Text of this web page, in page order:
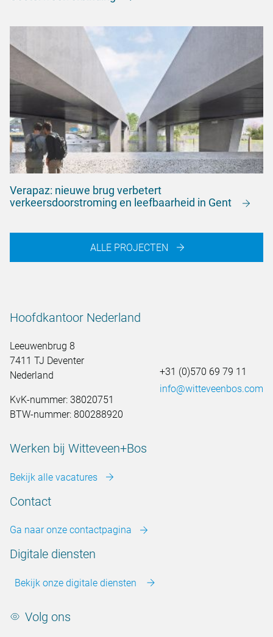
Verapaz: nieuwe brug verbetert
verkeersdoorstroming en leefbaarheid in Gent
ALLE PROJECTEN
Hoofdkantoor Nederland
Leeuwenbrug 8
7411 TJ Deventer
Nederland
KvK-nummer: 38020751
BTW-nummer: 800288920
+31 (0)570 69 79 11
info@witteveenbos.com
Werken bij Witteveen+Bos
Bekijk alle vacatures
Contact
Ga naar onze contactpagina
Digitale diensten
Bekijk onze digitale diensten
Volg ons